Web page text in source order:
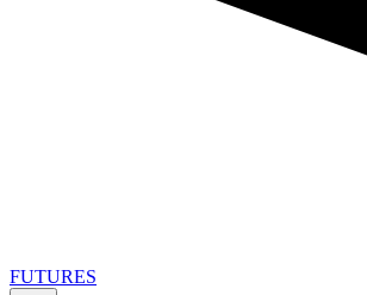
FUTURES